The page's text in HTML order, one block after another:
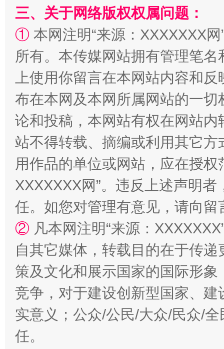
国家大学科技园优化重塑工作
扯下公款旅游的“隐身衣” 如何以
“蜀中异人”王建安的艺术幻境
三、关于网络版权权属问题：
① 本网注明“来源：XXXXXXX
所有。本传媒网站拥有管理笔
上使用你留言在本网站内容和
布在本网及本网所属网站的一
论和投稿，本网站有权在网站
站不得转载、摘编或利用其它
用作品的单位或网站，应在授
XXXXXXX网”。违反上述声明
任。如您对管理有意见，请向
② 凡本网注明“来源：
自其它媒体，转载目的在于传
策及文化和展示国家的国际形
竞争，对于建设创新型国家、
实意义；公众/公民/大众/民众/
任。